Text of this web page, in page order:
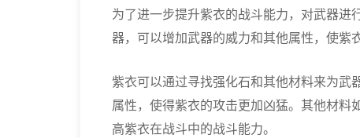
为了进一步提升紫衣的战斗能力，对武器
器，可以增加武器的威力和其他属性，使紫
紫衣可以通过寻找强化石和其他材料来为武
属性，使得紫衣的攻击更加凶猛。其他材
高紫衣在战斗中的战斗能力。